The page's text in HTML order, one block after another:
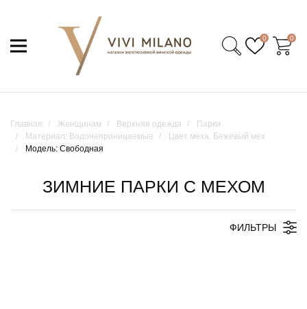
0 0
Главная Женщинам Верхняя одежда
Парки
Материал: Водонепроницаемые
Цвет меха: Бежевый мех
Модель: Свободная
ЗИМНИЕ ПАРКИ С МЕХОМ
ФИЛЬТРЫ